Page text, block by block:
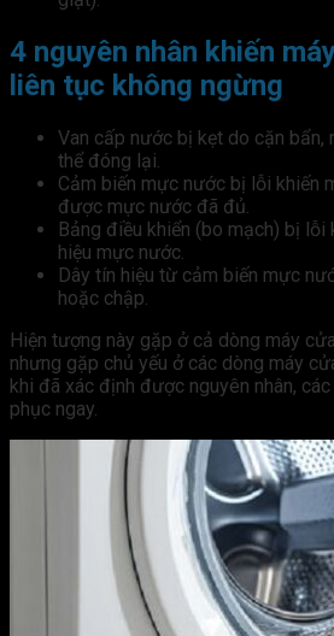
4 nguyên nhân khiến
liên tục không ngừng
Van cấp nước bị kẹt do cặn bẩn,
thể đóng lại.
Cảm biến mực nước bị lỗi khiến
được mực nước đã đủ.
Bảng điều khiển (bo mạch) bị lỗi
hiệu mực nước.
Dây tín hiệu từ cảm biến mực
hoặc chập.
Hiện tượng này gặp ở cả dòng máy
nhưng gặp chủ yếu ở các dòng máy
khi đã xác định được nguyên nhân,
phục ngay.